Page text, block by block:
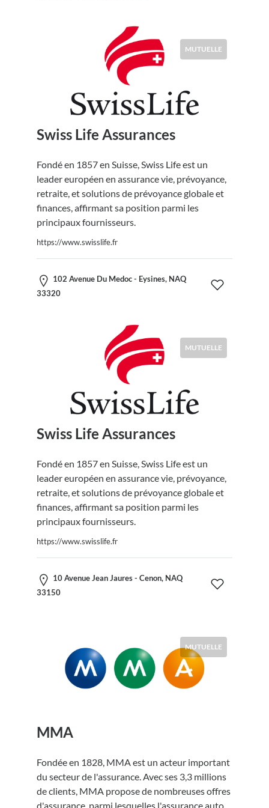
MUTUELLE
Swiss Life Assurances
Fondé en 1857 en Suisse, Swiss Life est un
leader européen en assurance vie, prévoyance,
retraite, et solutions de prévoyance globale et
finances, affirmant sa position parmi les
principaux fournisseurs.
https://www.swisslife.fr
102 Avenue Du Medoc - Eysines, NAQ
33320
MUTUELLE
Swiss Life Assurances
Fondé en 1857 en Suisse, Swiss Life est un
leader européen en assurance vie, prévoyance,
retraite, et solutions de prévoyance globale et
finances, affirmant sa position parmi les
principaux fournisseurs.
https://www.swisslife.fr
10 Avenue Jean Jaures - Cenon, NAQ
33150
MUTUELLE
MMA
Fondée en 1828, MMA est un acteur important
du secteur de l'assurance. Avec ses 3,3 millions
de clients, MMA propose de nombreuses offres
d'assurance, parmi lesquelles l'assurance auto,